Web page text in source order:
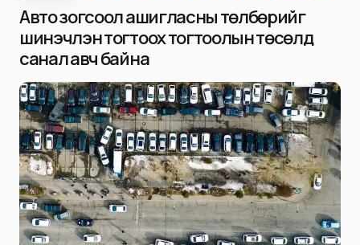
Авто зогсоол ашигласны төлбөрийг
шинэчлэн тогтоох тогтоолын төсөлд
санал авч байна